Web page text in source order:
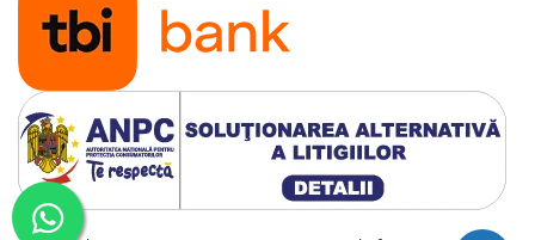
Panze de taiere metal pentru
ferastraie
Roti de lustruit
Standuri pentru ferăstraie cu
bandă
Standuri pentru mașini de găurit și
frezat
Standuri pentru mașini de șlefuit